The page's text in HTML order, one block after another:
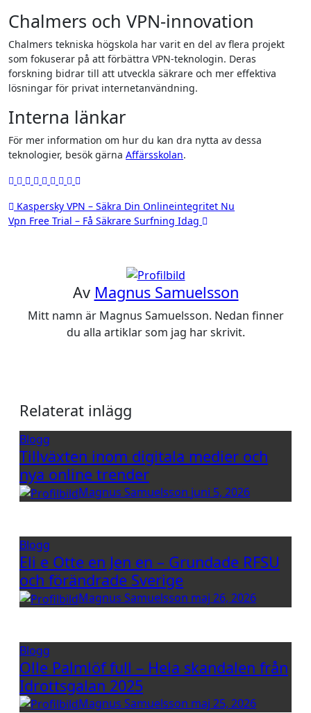
Chalmers och VPN-innovation
Chalmers tekniska högskola har varit en del av flera projekt
som fokuserar på att förbättra VPN-teknologin. Deras
forskning bidrar till att utveckla säkrare och mer effektiva
lösningar för privat internetanvändning.
Interna länkar
För mer information om hur du kan dra nytta av dessa
teknologier, besök gärna Affärsskolan.
Inläggsnavigering
Kaspersky VPN – Säkra Din Onlineintegritet Nu
Vpn Free Trial – Få Säkrare Surfning Idag
Av Magnus Samuelsson
Mitt namn är Magnus Samuelsson. Nedan finner
du alla artiklar som jag har skrivit.
Relaterat inlägg
Blogg
Tillväxten inom digitala medier och
nya online trender
Magnus Samuelsson juni 5, 2026
Blogg
Eli e Otte en Jen en – Grundade RFSU
och förändrade Sverige
Magnus Samuelsson maj 26, 2026
Blogg
Olle Palmlöf full – Hela skandalen från
Idrottsgalan 2025
Magnus Samuelsson maj 25, 2026